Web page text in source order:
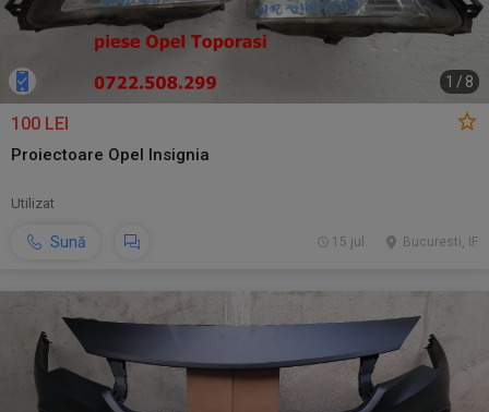
1 / 8
100 LEI
Proiectoare Opel Insignia
Utilizat
Sună Bucuresti, IF
15 jul.